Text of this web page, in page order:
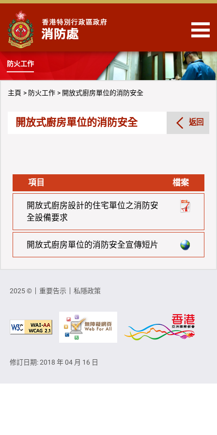
跳到內容
防火工作
主頁 防火工作 開放式廚房單位的消防安全
開放式廚房單位的消防安全 返回
項目 檔案
開放式廚房設計的住宅單位之消防安
全設備要求
開放式廚房單位的消防安全宣傳短片
2025 © 重要告示 私隱政策
修訂日期: 2018 年 04 月 16 日